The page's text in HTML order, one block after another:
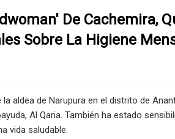
De Cachemira,
Sobre La Higiene
la aldea de Narupura en el distrito de
Al Qaria. También ha estado
vida saludable.